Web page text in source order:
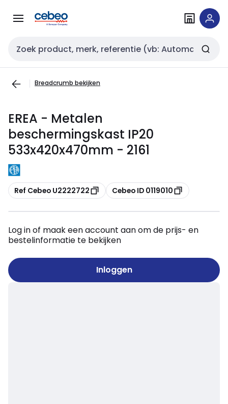
naar
naar
Zoekveld invoer
Breadcrumb bekijken
EREA - Metalen
beschermingskast IP20
533x420x470mm - 2161
Kopiëren
Ref Cebeo U2222722 Kopiëren
Cebeo ID 0119010
Log in of maak een account aan om de prijs- en
bestelinformatie te bekijken
Inloggen